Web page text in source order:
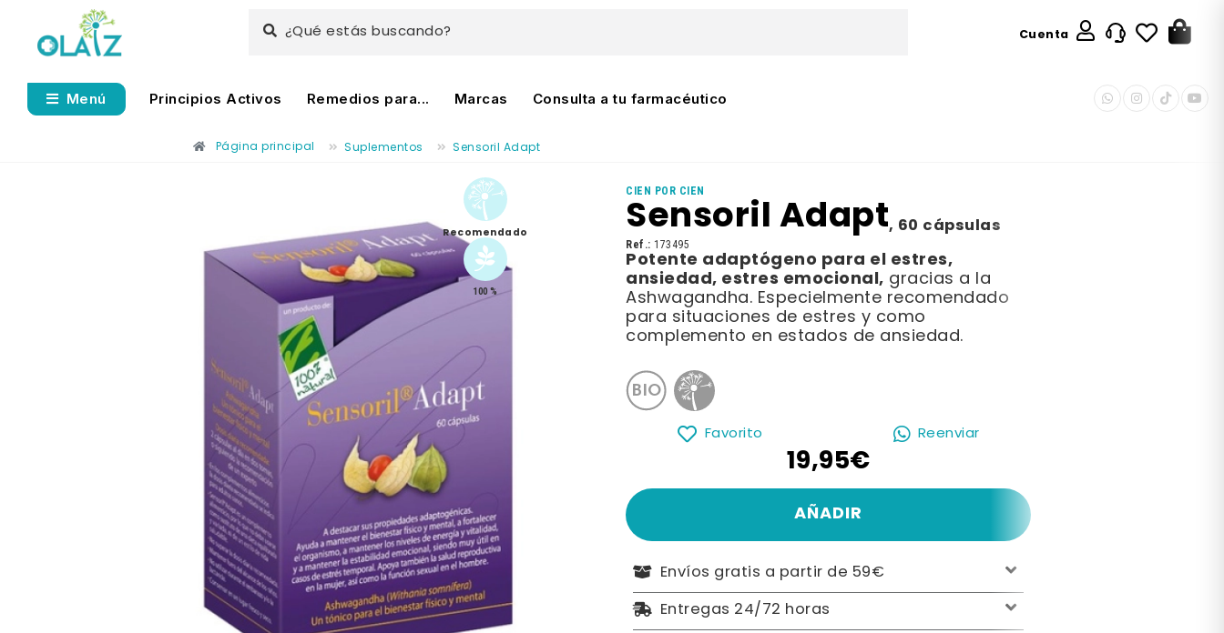
¿Qué estás buscando? Cuenta
Menú Principios Activos Remedios para... Marcas Consulta a tu farmacéutico
Página principal Suplementos Sensoril Adapt
Recomendado
100 %
CIEN POR CIEN
Sensoril Adapt, 60 cápsulas
Ref.: 173495
Potente adaptógeno para el estres,
ansiedad, estres emocional, gracias a la
Ashwagandha. Especielmente recomendado
para situaciones de estres y como
complemento en estados de ansiedad.
Favorito Reenviar
19,95€
AÑADIR
Envíos gratis a partir de 59€
Entregas 24/72 horas